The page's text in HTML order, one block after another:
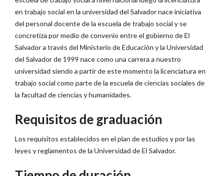
en trabajo social en la universidad del Salvador nace iniciativa
del personal docente de la escuela de trabajo social y se
concretiza por medio de convenio entre el gobierno de El
Salvador a través del Ministerio de Educación y la Universidad
del Salvador de 1999 nace como una carrera a nuestro
universidad siendo a partir de este momento la licenciatura en
trabajo social como parte de la escuela de ciencias sociales de
la facultad de ciencias y humanidades.
Requisitos de graduación
Los requisitos establecidos en el plan de estudios y por las
leyes y reglamentos de la Universidad de El Salvador.